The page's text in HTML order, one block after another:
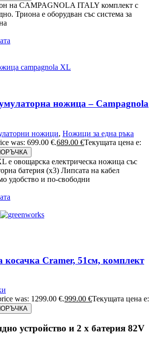
на CAMPAGNOLA ITALY комплект с
Триона е оборудван със система за
ножица – Campagnola
ножици, Ножици за една ръка
was: 699.00 €.689.00 €Текущата цена е:
е овощарска електрическа ножица със
батерия (х3) Липсата на кабел
удобство и по-свободни
косачка Cramer, 51см, комплект
was: 1299.00 €.999.00 €Текущата цена е:
устройство и 2 x батерия 82V